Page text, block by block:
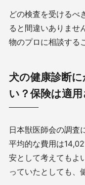
どの検査を受けるべ
ると間違いありませ
物のプロに相談する
犬の健康診断
い？保険は適
日本獣医師会の調査
平均的な費用は
安として考えてもよ
っていたとしても、